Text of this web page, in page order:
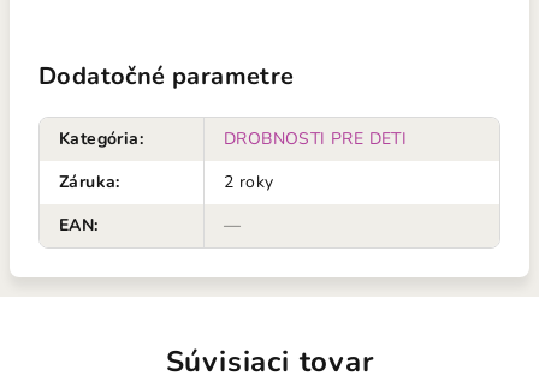
Dodatočné parametre
Kategória:
DROBNOSTI PRE DETI
Záruka:
2 roky
EAN: —
Súvisiaci tovar